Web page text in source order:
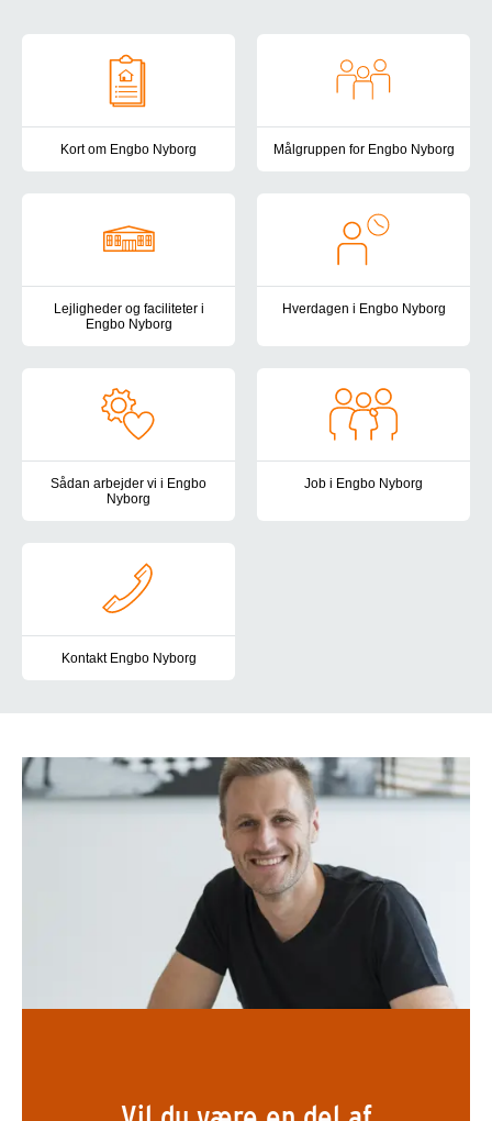
Kort om Engbo Nyborg Målgruppen for Engbo Nyborg
Lejligheder og faciliteter i
Engbo Nyborg
Hverdagen i Engbo Nyborg
Sådan arbejder vi i Engbo
Nyborg
Job i Engbo Nyborg
Kontakt Engbo Nyborg